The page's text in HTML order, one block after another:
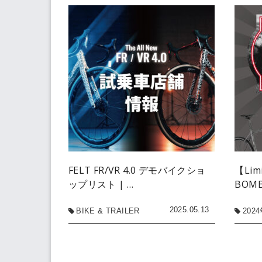
FELT FR/VR 4.0 デモバイクショ
ップリスト | …
BIKE & TRAILER 2025.05.13
【
2024